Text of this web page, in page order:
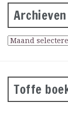
Archieven
Toffe